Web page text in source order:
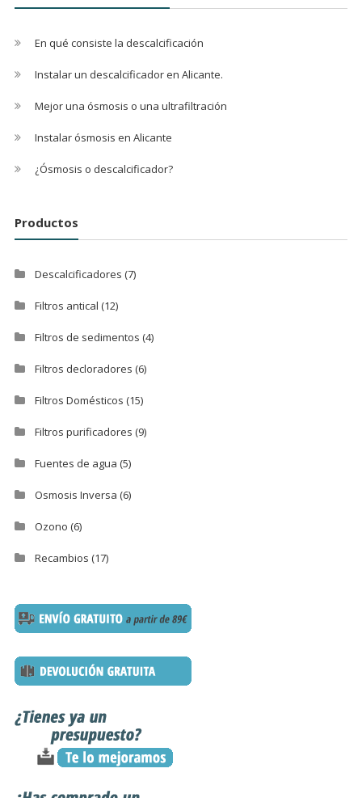
En qué consiste la descalcificación
Instalar un descalcificador en Alicante.
Mejor una ósmosis o una ultrafiltración
Instalar ósmosis en Alicante
¿Ósmosis o descalcificador?
Productos
Descalcificadores (7)
Filtros antical (12)
Filtros de sedimentos (4)
Filtros decloradores (6)
Filtros Domésticos (15)
Filtros purificadores (9)
Fuentes de agua (5)
Osmosis Inversa (6)
Ozono (6)
Recambios (17)